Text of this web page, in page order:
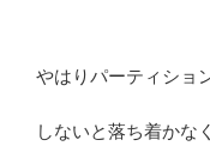
やはりパーティショ
しないと落ち着かな